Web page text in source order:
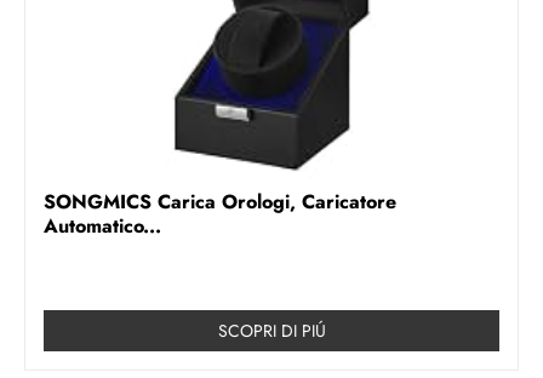
SONGMICS Carica Orologi, Caricatore
Automatico...
SCOPRI DI PIÚ